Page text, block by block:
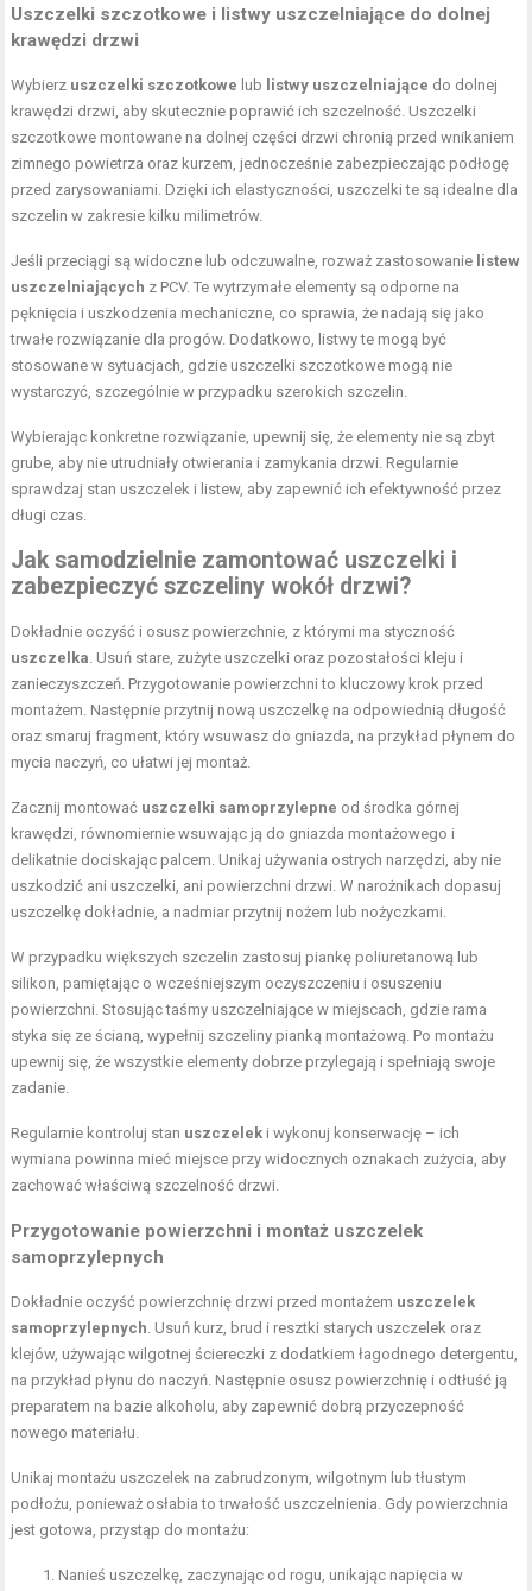
Uszczelki szczotkowe i listwy uszczelniające do dolnej
krawędzi drzwi
Wybierz uszczelki szczotkowe lub listwy uszczelniające do dolnej
krawędzi drzwi, aby skutecznie poprawić ich szczelność. Uszczelki
szczotkowe montowane na dolnej części drzwi chronią przed wnikaniem
zimnego powietrza oraz kurzem, jednocześnie zabezpieczając podłogę
przed zarysowaniami. Dzięki ich elastyczności, uszczelki te są idealne dla
szczelin w zakresie kilku milimetrów.
Jeśli przeciągi są widoczne lub odczuwalne, rozważ zastosowanie listew
uszczelniających z PCV. Te wytrzymałe elementy są odporne na
pęknięcia i uszkodzenia mechaniczne, co sprawia, że nadają się jako
trwałe rozwiązanie dla progów. Dodatkowo, listwy te mogą być
stosowane w sytuacjach, gdzie uszczelki szczotkowe mogą nie
wystarczyć, szczególnie w przypadku szerokich szczelin.
Wybierając konkretne rozwiązanie, upewnij się, że elementy nie są zbyt
grube, aby nie utrudniały otwierania i zamykania drzwi. Regularnie
sprawdzaj stan uszczelek i listew, aby zapewnić ich efektywność przez
długi czas.
Jak samodzielnie zamontować uszczelki i
zabezpieczyć szczeliny wokół drzwi?
Dokładnie oczyść i osusz powierzchnie, z którymi ma styczność
uszczelka. Usuń stare, zużyte uszczelki oraz pozostałości kleju i
zanieczyszczeń. Przygotowanie powierzchni to kluczowy krok przed
montażem. Następnie przytnij nową uszczelkę na odpowiednią długość
oraz smaruj fragment, który wsuwasz do gniazda, na przykład płynem do
mycia naczyń, co ułatwi jej montaż.
Zacznij montować uszczelki samoprzylepne od środka górnej
krawędzi, równomiernie wsuwając ją do gniazda montażowego i
delikatnie dociskając palcem. Unikaj używania ostrych narzędzi, aby nie
uszkodzić ani uszczelki, ani powierzchni drzwi. W narożnikach dopasuj
uszczelkę dokładnie, a nadmiar przytnij nożem lub nożyczkami.
W przypadku większych szczelin zastosuj piankę poliuretanową lub
silikon, pamiętając o wcześniejszym oczyszczeniu i osuszeniu
powierzchni. Stosując taśmy uszczelniające w miejscach, gdzie rama
styka się ze ścianą, wypełnij szczeliny pianką montażową. Po montażu
upewnij się, że wszystkie elementy dobrze przylegają i spełniają swoje
zadanie.
Regularnie kontroluj stan uszczelek i wykonuj konserwację – ich
wymiana powinna mieć miejsce przy widocznych oznakach zużycia, aby
zachować właściwą szczelność drzwi.
Przygotowanie powierzchni i montaż uszczelek
samoprzylepnych
Dokładnie oczyść powierzchnię drzwi przed montażem uszczelek
samoprzylepnych. Usuń kurz, brud i resztki starych uszczelek oraz
klejów, używając wilgotnej ściereczki z dodatkiem łagodnego detergentu,
na przykład płynu do naczyń. Następnie osusz powierzchnię i odtłuść ją
preparatem na bazie alkoholu, aby zapewnić dobrą przyczepność
nowego materiału.
Unikaj montażu uszczelek na zabrudzonym, wilgotnym lub tłustym
podłożu, ponieważ osłabia to trwałość uszczelnienia. Gdy powierzchnia
jest gotowa, przystąp do montażu:
Nanieś uszczelkę, zaczynając od rogu, unikając napięcia w